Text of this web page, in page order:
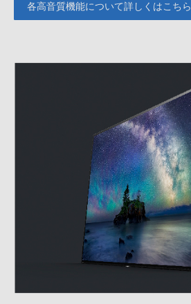
各高音質機能について詳しくはこちら